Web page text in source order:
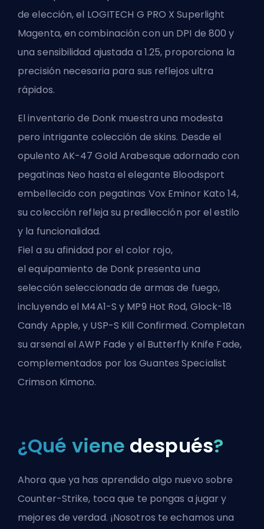
de elección, el LOGITECH G PRO X Superlight
Magenta, en combinación con un DPI de 800 y
una sensibilidad ajustada a 1.25, proporciona la
precisión necesaria para sus reflejos ultra
rápidos.
El inventario de Donk muestra una modesta
pero intrigante colección de skins. Desde el
opulento AK-47 Gold Arabesque adornado con
pegatinas Neo hasta el elegante Bloodsport
embellecido con pegatinas Vox Eminor Kato 14,
su colección refleja su predilección por el estilo
y la funcionalidad.
Fiel a su afinidad por el color rojo,
elequipamiento de Donk presenta una
selección seleccionada de armas de fuego,
incluyendo el M4A1-S y MP9 Hot Rod, Glock-18
Candy Apple, y USP-S Kill Confirmed. Completan
su arsenal el AWP Fade y el Butterfly Knife Fade,
complementados por los Guantes Specialist
Crimson Kimono.
¿Qué viene después?
Ahora que ya has aprendido algo nuevo sobre
Counter-Strike, toca que te pongas a jugar y
mejores de verdad. ¡Nosotros te echamos una